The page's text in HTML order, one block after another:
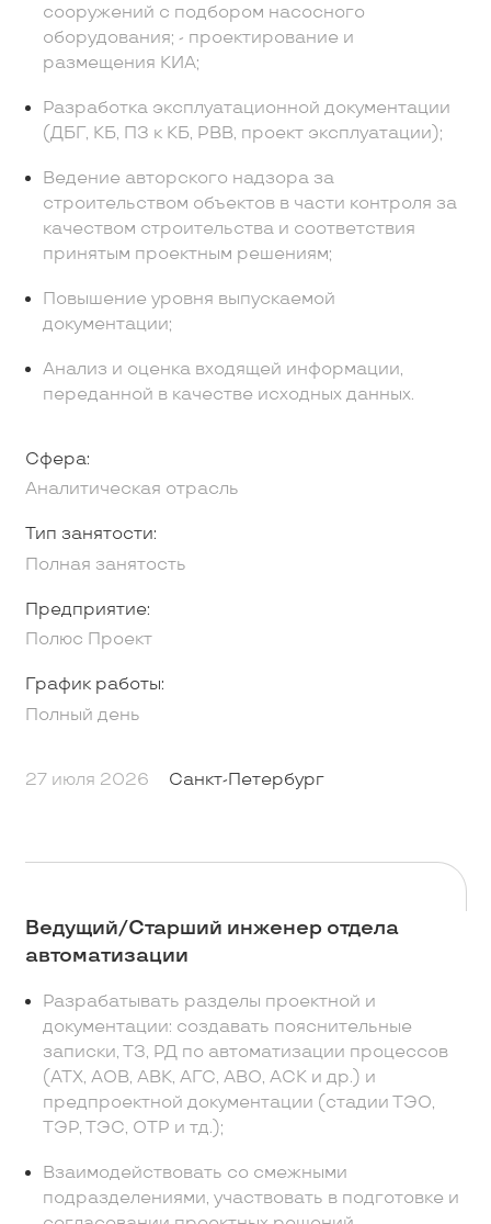
сооружений с подбором насосного
оборудования; - проектирование и
размещения КИА;
Разработка эксплуатационной документации
(ДБГ, КБ, ПЗ к КБ, РВВ, проект эксплуатации);
Ведение авторского надзора за
строительством объектов в части контроля за
качеством строительства и соответствия
принятым проектным решениям;
Повышение уровня выпускаемой
документации;
Анализ и оценка входящей информации,
переданной в качестве исходных данных.
Сфера:
Аналитическая отрасль
Тип занятости:
Полная занятость
Предприятие:
Полюс Проект
График работы:
Полный день
27 июля 2026 Санкт-Петербург
Ведущий/Старший инженер отдела
автоматизации
Разрабатывать разделы проектной и
документации: создавать пояснительные
записки, ТЗ, РД по автоматизации процессов
(АТХ, АОВ, АВК, АГС, АВО, АСК и др.) и
предпроектной документации (стадии ТЭО,
ТЭР, ТЭС, ОТР и тд.);
Взаимодействовать со смежными
подразделениями, участвовать в подготовке и